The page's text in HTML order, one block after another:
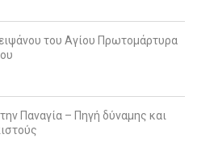
του Αγίου Πρωτομάρτυρα
Παναγία – Πηγή δύναμης και